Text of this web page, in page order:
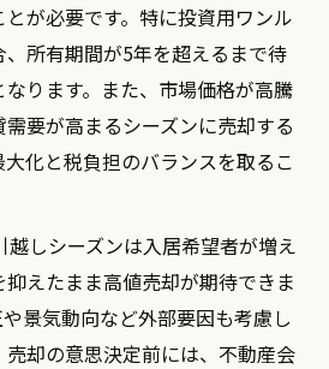
が必要です。特に投資用ワンル
所有期間が5年を超えるまで待
ります。また、市場価格が高騰
要が高まるシーズンに売却する
化と税負担のバランスを取るこ
しシーズンは入居希望者が増え
えたまま高値売却が期待できま
景気動向など外部要因も考慮し
却の意思決定前には、不動産会